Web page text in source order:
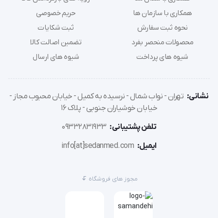
استفاده در محیط‌های مختلف مناسب کرده است.
را انتخاب کنند.
همکاری با سازمان ها
نحوه ثبت سفارش
محصولات منحصر بفرد
شیوه های پرداخت
حریم خصوصی
ثبت شکایات
تضمین اصالت کالا
شیوه های ارسال
نشانی: تهران - نواب شمال - نرسیده به کمیل - خیابان محبوب مجاز -
خیابان خوشیاران جنوبی - پلاک 16
تلفن پشتیبانی: 09332831933
ایمیل: info[at]sedanmed.com
مجوز های فروشگاه